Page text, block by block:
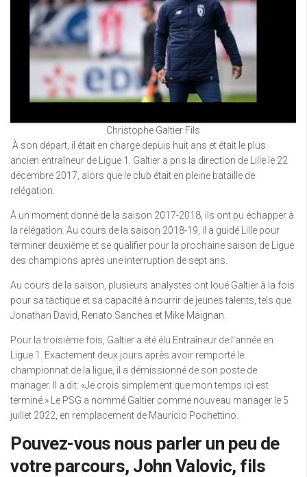
Christophe Galtier Fils
À son départ, il était en charge depuis huit ans et était le plus
ancien entraîneur de Ligue 1. Galtier a pris la direction de Lille le 22
décembre 2017, alors que le club était en pleine bataille de
relégation.
À un moment donné de la saison 2017-2018, ils ont pu échapper à
la relégation. Au cours de la saison 2018-19, il a guidé Lille pour
terminer deuxième et se qualifier pour la prochaine saison de Ligue
des champions après une interruption de sept ans.
Au cours de la saison, plusieurs analystes ont loué Galtier à la fois
pour sa tactique et sa capacité à nourrir de jeunes talents, tels que
Jonathan David, Renato Sanches et Mike Maignan.
Pour la troisième fois, Galtier a été élu Entraîneur de l’année en
Ligue 1. Exactement deux jours après avoir remporté le
championnat de la ligue, il a démissionné de son poste de
manager. Il a dit: «Je crois simplement que mon temps ici est
terminé.» Le PSG a nommé Galtier comme nouveau manager le 5
juillet 2022, en remplacement de Mauricio Pochettino.
Pouvez-vous nous parler un peu de
votre parcours, John Valovic, fils